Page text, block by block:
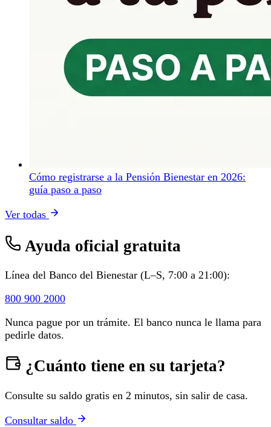
Cómo registrarse a la Pensión Bienestar en 2026:
guía paso a paso
Ver todas
Ayuda oficial gratuita
Línea del Banco del Bienestar (L–S, 7:00 a 21:00):
800 900 2000
Nunca pague por un trámite. El banco nunca le llama para
pedirle datos.
¿Cuánto tiene en su tarjeta?
Consulte su saldo gratis en 2 minutos, sin salir de casa.
Consultar saldo